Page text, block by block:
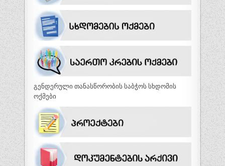
გენდერული თანასწორობის საბჭოს სხდომის
ოქმები